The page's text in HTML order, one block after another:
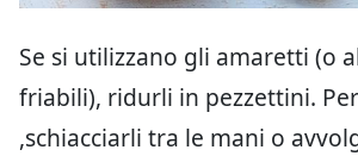
Se si utilizzano gli amaretti (o
friabili), ridurli in pezzettini.
,schiacciarli tra le mani o